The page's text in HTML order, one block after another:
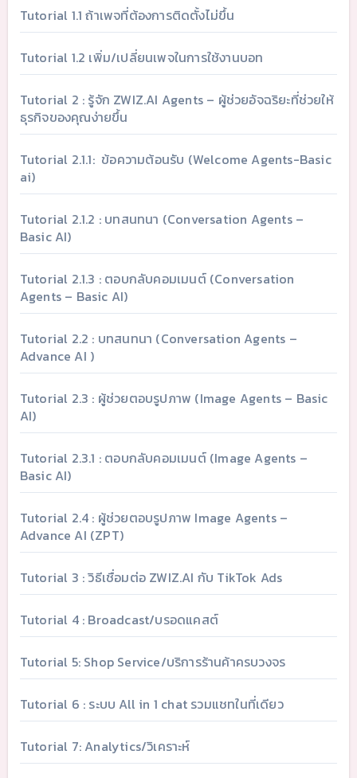
Tutorial 1.1 ถ้าเพจที่ต้องการติดตั้งไม่ขึ้น
Tutorial 1.2 เพิ่ม/เปลี่ยนเพจในการใช้งานบอท
Tutorial 2 : รู้จัก ZWIZ.AI Agents – ผู้ช่วยอัจฉริยะที่ช่วยให้
ธุรกิจของคุณง่ายขึ้น
Tutorial 2.1.1: ข้อความต้อนรับ (Welcome Agents-Basic
ai)
Tutorial 2.1.2 : บทสนทนา (Conversation Agents –
Basic AI)
Tutorial 2.1.3 : ตอบกลับคอมเมนต์ (Conversation
Agents – Basic AI)
Tutorial 2.2 : บทสนทนา (Conversation Agents –
Advance AI )
Tutorial 2.3 : ผู้ช่วยตอบรูปภาพ (Image Agents – Basic
AI)
Tutorial 2.3.1 : ตอบกลับคอมเมนต์ (Image Agents –
Basic AI)
Tutorial 2.4 : ผู้ช่วยตอบรูปภาพ Image Agents –
Advance AI (ZPT)
Tutorial 3 : วิธีเชื่อมต่อ ZWIZ.AI กับ TikTok Ads
Tutorial 4 : Broadcast/บรอดแคสต์
Tutorial 5: Shop Service/บริการร้านค้าครบวงจร
Tutorial 6 : ระบบ All in 1 chat รวมแชทในที่เดียว
Tutorial 7: Analytics/วิเคราะห์